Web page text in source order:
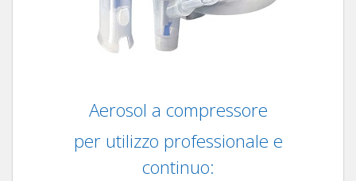
Aerosol a compressore
per utilizzo professionale e
continuo: